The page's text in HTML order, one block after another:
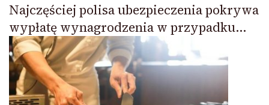
Najczęściej polisa ubezpieczenia pokrywa
wypłatę wynagrodzenia w przypadku…